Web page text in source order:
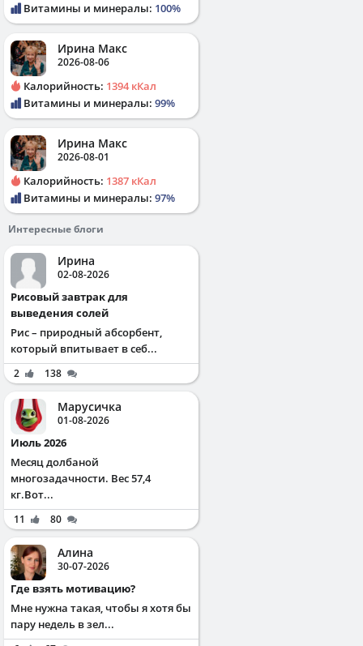
Витамины и минералы: 100%
Ирина Макс
2026-08-06
Калорийность: 1394 кКал
Витамины и минералы: 99%
Ирина Макс
2026-08-01
Калорийность: 1387 кКал
Витамины и минералы: 97%
Интересные блоги
Ирина
02-08-2026
Рисовый завтрак для
выведения солей
Рис – природный абсорбент,
который впитывает в себ...
2 138
Марусичка
01-08-2026
Июль 2026
Месяц долбаной
многозадачности. Вес 57,4
кг.Вот...
11 80
Алина
30-07-2026
Где взять мотивацию?
Мне нужна такая, чтобы я хотя бы
пару недель в зел...